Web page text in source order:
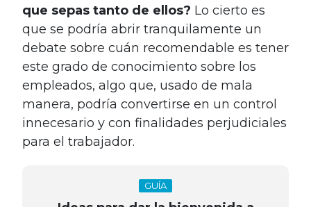
que sepas tanto de ellos? Lo cierto es
que se podría abrir tranquilamente un
debate sobre cuán recomendable es tener
este grado de conocimiento sobre los
empleados, algo que, usado de mala
manera, podría convertirse en un control
innecesario y con finalidades perjudiciales
para el trabajador.
GUÍA